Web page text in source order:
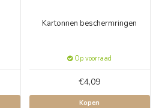
Kartonnen beschermringen
Op voorraad
€4,09
Kopen